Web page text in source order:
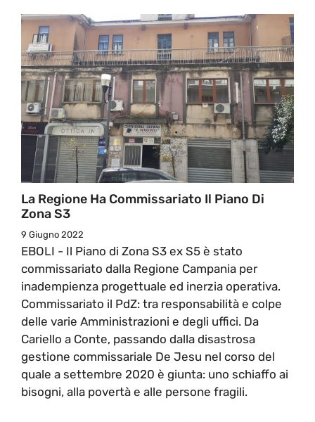
La Regione Ha Commissariato Il Piano Di
Zona S3
9 Giugno 2022
EBOLI - Il Piano di Zona S3 ex S5 è stato
commissariato dalla Regione Campania per
inadempienza progettuale ed inerzia operativa.
Commissariato il PdZ: tra responsabilità e colpe
delle varie Amministrazioni e degli uffici. Da
Cariello a Conte, passando dalla disastrosa
gestione commissariale De Jesu nel corso del
quale a settembre 2020 è giunta: uno schiaffo ai
bisogni, alla povertà e alle persone fragili.